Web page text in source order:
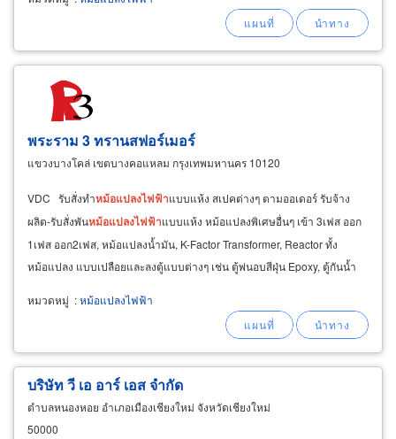
พระราม 3 ทรานสฟอร์เมอร์
แขวงบางโคล่ เขตบางคอแหลม กรุงเทพมหานคร 10120
VDC รับสั่งทำหม้อแปลงไฟฟ้าแบบแห้ง สเปคต่างๆ ตามออเดอร์ รับจ้าง
ผลิต-รับสั่งพันหม้อแปลงไฟฟ้าแบบแห้ง หม้อแปลงพิเศษอื่นๆ เข้า 3เฟส ออก
1เฟส ออก2เฟส, หม้อแปลงน้ำมัน, K-Factor Transformer, Reactor ทั้ง
หม้อแปลง แบบเปลือยและลงตู้แบบต่างๆ เช่น ตู้พ่นอบสีฝุ่น Epoxy, ตู้กันน้ำ
หมวดหมู่ :หม้อแปลงไฟฟ้า
บริษัท วี เอ อาร์ เอส จำกัด
ตำบลหนองหอย อำเภอเมืองเชียงใหม่ จังหวัดเชียงใหม่
50000